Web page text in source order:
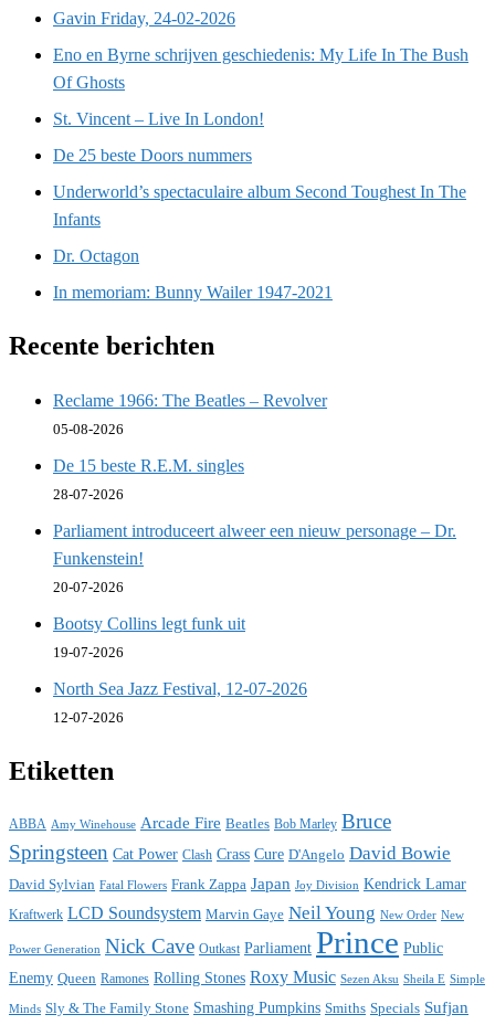
Gavin Friday, 24-02-2026
Eno en Byrne schrijven geschiedenis: My Life In The Bush
Of Ghosts
St. Vincent – Live In London!
De 25 beste Doors nummers
Underworld’s spectaculaire album Second Toughest In The
Infants
Dr. Octagon
In memoriam: Bunny Wailer 1947-2021
Recente berichten
Reclame 1966: The Beatles – Revolver
05-08-2026
De 15 beste R.E.M. singles
28-07-2026
Parliament introduceert alweer een nieuw personage – Dr.
Funkenstein!
20-07-2026
Bootsy Collins legt funk uit
19-07-2026
North Sea Jazz Festival, 12-07-2026
12-07-2026
Etiketten
ABBA Amy Winehouse Arcade Fire Beatles Bob Marley Bruce
Springsteen Cat Power Clash Crass Cure D'Angelo David Bowie
David Sylvian Fatal Flowers Frank Zappa Japan Joy Division Kendrick Lamar
Kraftwerk LCD Soundsystem Marvin Gaye Neil Young New Order New
Power Generation Nick Cave Outkast Parliament Prince Public
Enemy Queen Ramones Rolling Stones Roxy Music Sezen Aksu Sheila E Simple
Minds Sly & The Family Stone Smashing Pumpkins Smiths Specials Sufjan